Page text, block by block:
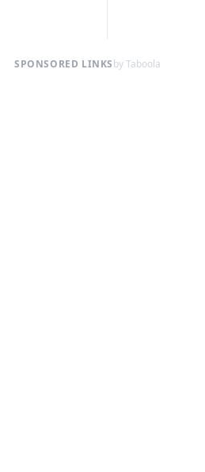
SPONSORED LINKSby Taboola